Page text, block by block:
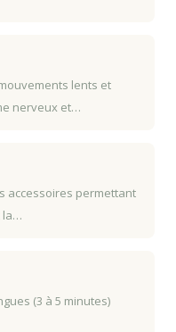
lents et
nerveux et…
accessoires permettant
la…
(3 à 5 minutes)